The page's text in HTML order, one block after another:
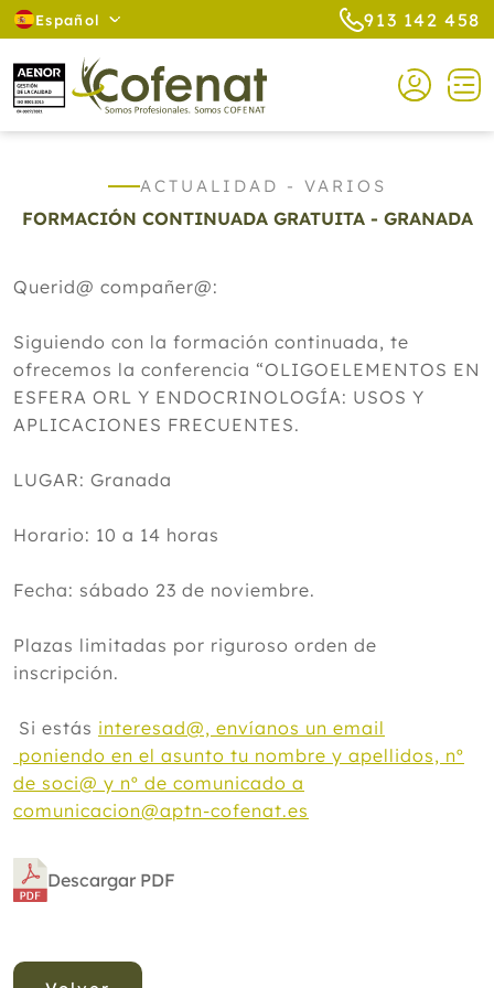
Español 913 142 458
ACTUALIDAD - VARIOS
FORMACIÓN CONTINUADA GRATUITA - GRANADA
Querid@ compañer@:
Siguiendo con la formación continuada, te
ofrecemos la conferencia “OLIGOELEMENTOS EN
ESFERA ORL Y ENDOCRINOLOGÍA: USOS Y
APLICACIONES FRECUENTES.
LUGAR: Granada
Horario: 10 a 14 horas
Fecha: sábado 23 de noviembre.
Plazas limitadas por riguroso orden de
inscripción.
Si estás interesad@, envíanos un email
poniendo en el asunto tu nombre y apellidos, nº
de soci@ y nº de comunicado a
comunicacion@aptn-cofenat.es
Descargar PDF